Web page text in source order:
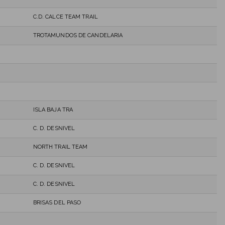
C.D. CALCE TEAM TRAIL
TROTAMUNDOS DE CANDELARIA
ISLA BAJA TRA
C. D. DESNIVEL
NORTH TRAIL TEAM
C. D. DESNIVEL
C. D. DESNIVEL
BRISAS DEL PASO